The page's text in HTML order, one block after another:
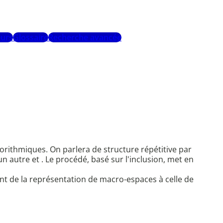
GlossaireRecherche avancée
On parlera de structure répétitive par
autre et . Le procédé, basé sur l'inclusion, met en
de la représentation de macro-espaces à celle de